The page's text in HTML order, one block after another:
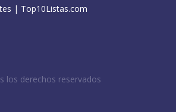
| Top10Listas.com
los derechos reservados